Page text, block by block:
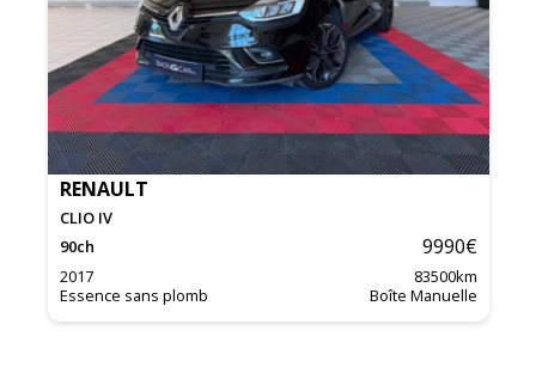
RENAULT
CLIO IV
90ch 9990€
2017 83500km
Essence sans plomb
Boîte Manuelle